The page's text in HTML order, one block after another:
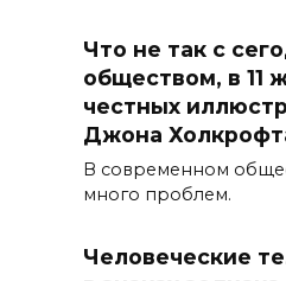
Что не так с
обществом, в 11
честных
Джона
В современном
много проблем.
Человеческие